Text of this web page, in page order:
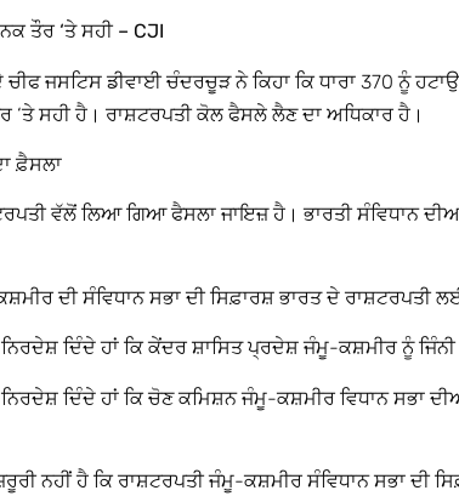
ਤੌਰ ‘ਤੇ ਸਹੀ – CJI
ਜਸਟਿਸ ਡੀਵਾਈ ਚੰਦਰਚੂੜ ਨੇ ਕਿਹਾ ਕਿ ਧਾਰਾ 370 ਨੂੰ
‘ਤੇ ਸਹੀ ਹੈ। ਰਾਸ਼ਟਰਪਤੀ ਕੋਲ ਫੈਸਲੇ ਲੈਣ ਦਾ ਅਧਿਕਾਰ ਹੈ।
ਫ਼ੈਸਲਾ
ਵੱਲੋਂ ਲਿਆ ਗਿਆ ਫੈਸਲਾ ਜਾਇਜ਼ ਹੈ। ਭਾਰਤੀ ਸੰਵਿਧਾਨ
ਦੀ ਸੰਵਿਧਾਨ ਸਭਾ ਦੀ ਸਿਫ਼ਾਰਸ਼ ਭਾਰਤ ਦੇ ਰਾਸ਼ਟਰਪਤੀ
ਦਿੰਦੇ ਹਾਂ ਕਿ ਕੇਂਦਰ ਸ਼ਾਸਿਤ ਪ੍ਰਦੇਸ਼ ਜੰਮੂ-ਕਸ਼ਮੀਰ ਨੂੰ ਜਿੰਨੀ
ਦਿੰਦੇ ਹਾਂ ਕਿ ਚੋਣ ਕਮਿਸ਼ਨ ਜੰਮੂ-ਕਸ਼ਮੀਰ ਵਿਧਾਨ ਸਭਾ
ਨਹੀਂ ਹੈ ਕਿ ਰਾਸ਼ਟਰਪਤੀ ਜੰਮੂ-ਕਸ਼ਮੀਰ ਸੰਵਿਧਾਨ ਸਭਾ ਦੀ